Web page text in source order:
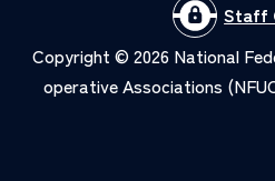
Staff
Copyright © 2026 National
operative Associations